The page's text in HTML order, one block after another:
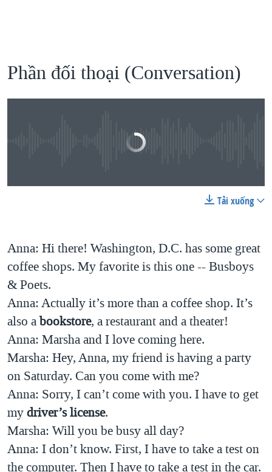
Phần đối thoại (Conversation)
No media source currently available
Tải xuống
Anna: Hi there! Washington, D.C. has some great
coffee shops. My favorite is this one -- Busboys
& Poets.
Anna: Actually it’s more than a coffee shop. It’s
also abookstore, a restaurant and a theater!
Anna: Marsha and I love coming here.
Marsha: Hey, Anna, my friend is having a party
on Saturday. Can you come with me?
Anna: Sorry, I can’t come with you. I have to get
mydriver’s license.
Marsha: Will you be busy all day?
Anna: I don’t know. First, I have to take a test on
the computer. Then I have to take a test in the car.